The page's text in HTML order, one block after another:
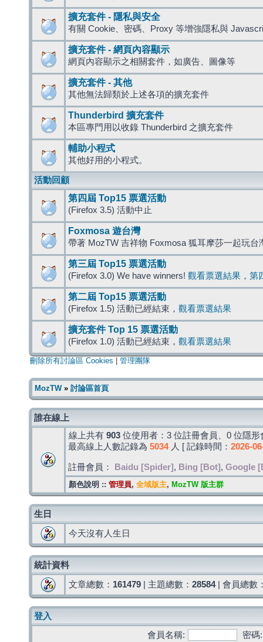
擴充套件 - 隱私與安全
有關 Cookie、密碼、Proxy 等增強隱私與
擴充套件 - 網頁內容顯示
網頁內容顯示之相關套件，如廣告、圖像等
擴充套件 - 其他
其他無法歸類於上述各項的擴充套件
Thunderbird 擴充套件
本區專門用以收錄 Thunderbird 之擴充套件
輔助小程式
其他好用的小程式。
活動回顧
第四屆 Top15 票選活動
(Firefox 3.5) 活動中止
Foxmosa 遊台灣
帶著 MozTW 吉祥物 Foxmosa 狐耳摩莎一起玩台
第三屆 Top15 票選活動
(Firefox 3.0) We have winners! 觀看票選結果 ， 第
第二屆 Top15 票選活動
(Firefox 1.5) 活動已經結束， 觀看票選結果
擴充套件 Top 15 票選活動
(Firefox 1.0) 活動已經結束， 觀看票選結果
刪除所有討論區 Cookies 管理團隊
MozTW» 討論區首頁
誰在線上
線上共有 903 位使用者：3 位註冊會員、0 位隱
最高線上人數記錄為 5034人 [ 記錄時間： 2026-
註冊會員： Baidu [Spider] , Bing [Bot] , Google
顏色說明 :: 管理員, 全域版主, MozTW 版主群
生日
今天沒有人生日
統計資料
文章總數： 161479 | 主題總數： 28584| 會員總數
登入
會員名稱:
密碼: